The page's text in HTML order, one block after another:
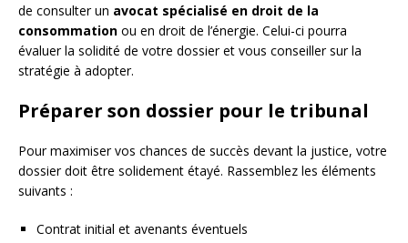
de consulter un avocat spécialisé en droit de la
consommation ou en droit de l’énergie. Celui-ci pourra
évaluer la solidité de votre dossier et vous conseiller sur la
stratégie à adopter.
Préparer son dossier pour le tribunal
Pour maximiser vos chances de succès devant la justice, votre
dossier doit être solidement étayé. Rassemblez les éléments
suivants :
Contrat initial et avenants éventuels